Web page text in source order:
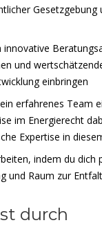
und
einbringen
erfahrenes Team
im Energierecht
Expertise in
indem du
und Raum zur
durch